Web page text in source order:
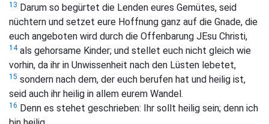
13 Darum so begürtet die Lenden eures Gemütes, seid
nüchtern und setzet eure Hoffnung ganz auf die Gnade, die
euch angeboten wird durch die Offenbarung JEsu Christi,
14als gehorsame Kinder; und stellet euch nicht gleich wie
vorhin, da ihr in Unwissenheit nach den Lüsten lebetet,
15 sondern nach dem, der euch berufen hat und heilig ist,
seid auch ihr heilig in allem eurem Wandel.
16 Denn es stehet geschrieben: Ihr sollt heilig sein; denn ich